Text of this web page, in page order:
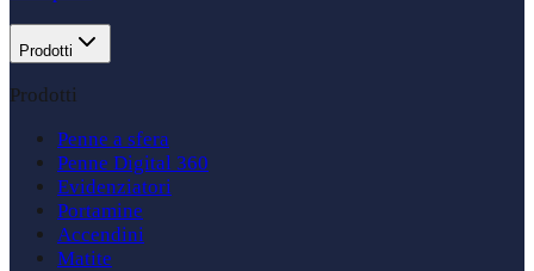
Prodotti
Prodotti
Penne a sfera
Penne Digital 360
Evidenziatori
Portamine
Accendini
Matite